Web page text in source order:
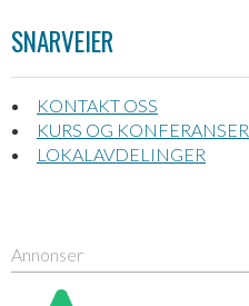
SNARVEIER
KONTAKT OSS
KURS OG KONFERANSER
LOKALAVDELINGER
Annonser